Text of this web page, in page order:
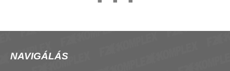
NAVIGÁLÁS